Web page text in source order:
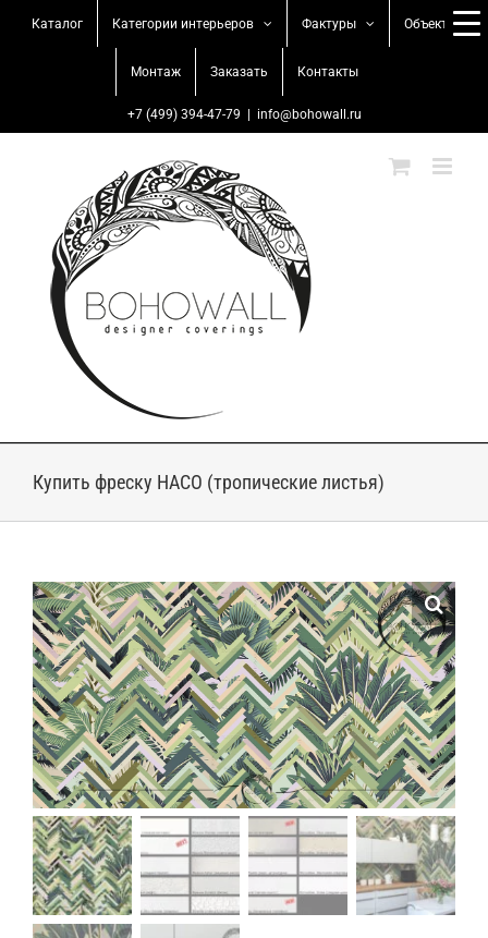
Каталог Категории интерьеров Фактуры Объекты
Монтаж Заказать Контакты
+7 (499) 394-47-79 info@bohowall.ru
Купить фреску HACO (тропические листья)